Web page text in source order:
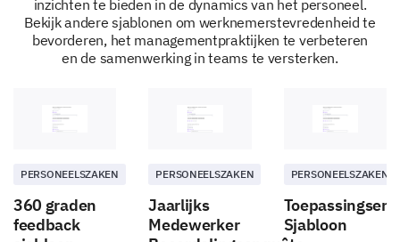
environment that could be improved? If yes,
please describe in detail.
point it affected your health or personal life?
inzichten te bieden in de dynamics van het personeel.
Bekijk andere sjablonen om werknemerstevredenheid te
bevorderen, het managementpraktijken te verbeteren
en de samenwerking in teams te versterken.
PERSONEELSZAKEN
360 graden
feedback
PERSONEELSZAKEN
Jaarlijks
Medewerker
PERSONEELSZAKEN
Sjabloon